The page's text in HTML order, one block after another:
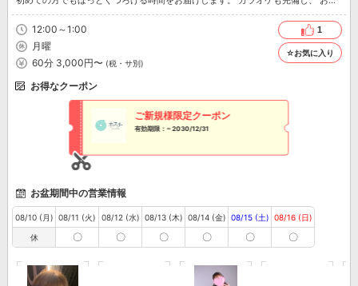
人様でもグループでも楽しめる“新しい梅田の遊び場”として、 皆様の特別な夜をよ
り彩る場所を目指しています。 ぜひお気軽にお立ち寄りください。 皆様のご来店
を心よりお待ちしております。
12:00～1:00
月曜
60分 3,000円〜 (税・サ別)
1
☆お気に入り
お得なクーポン
ご新規様限定クーポン
有効期限：~ 2030/12/31
お盆期間中の営業情報
08/10 (月)
休
08/11 (火)
〇
08/12 (水)
〇
08/13 (木)
〇
08/14 (金)
〇
08/15 (土)
〇
08/16 (日)
〇